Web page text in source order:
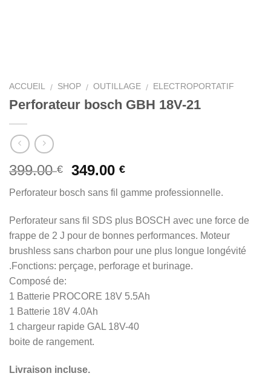
ACCUEIL / SHOP / OUTILLAGE / ELECTROPORTATIF
Perforateur bosch GBH 18V-21
399.00€ 349.00€
Perforateur bosch sans fil gamme professionnelle.
Perforateur sans fil SDS plus BOSCH avec une force de
frappe de 2 J pour de bonnes performances. Moteur
brushless sans charbon pour une plus longue longévité
.Fonctions: perçage, perforage et burinage.
Composé de:
1 Batterie PROCORE 18V 5.5Ah
1 Batterie 18V 4.0Ah
1 chargeur rapide GAL 18V-40
boite de rangement.
Livraison incluse.